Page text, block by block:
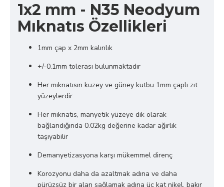
1x2 mm - N35 Neodyum
Mıknatıs Özellikleri
1mm çap x 2mm kalınlık
+/-0.1mm tolerası bulunmaktadır
Her mıknatısın kuzey ve güney kutbu 1mm çaplı zıt
yüzeylerdir
Her mıknatıs, manyetik yüzeye dik olarak
bağlandığında 0.02kg değerine kadar ağırlık
taşıyabilir
Demanyetizasyona karşı mükemmel direnç
Korozyonu daha da azaltmak adına ve daha
pürüzsüz bir alan sağlamak adına üç kat nikel, bakır